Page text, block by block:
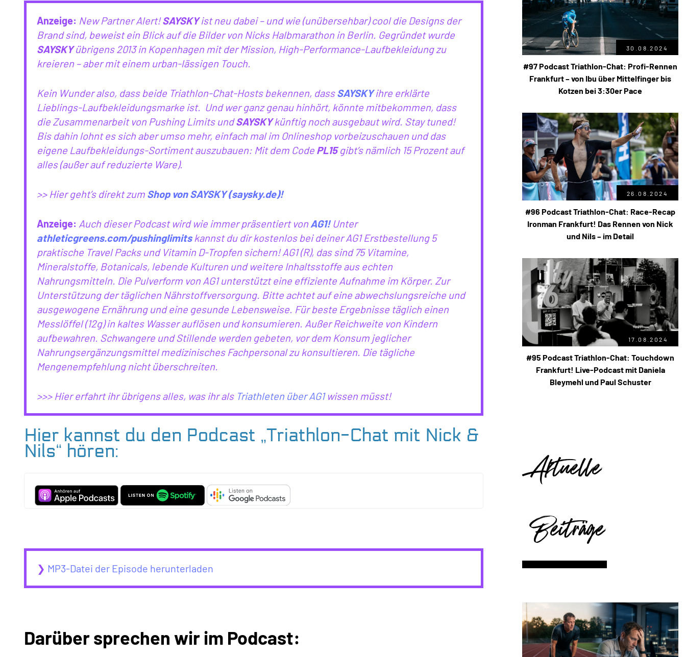
Anzeige: New Partner Alert!SAYSKYist neu dabei – und wie (unübersehbar) cool die Designs der
Brand sind, beweist ein Blick auf die Bilder von Nicks Halbmarathon in Berlin. Gegründet wurde
SAYSKYübrigens 2013 in Kopenhagen mit der Mission, High-Performance-Laufbekleidung zu
kreieren – aber mit einem urban-lässigen Touch.
Kein Wunder also, dass beide Triathlon-Chat-Hosts bekennen, dassSAYSKYihre erklärte
Lieblings-Laufbekleidungsmarke ist. Und wer ganz genau hinhört, könnte mitbekommen, dass
die Zusammenarbeit von Pushing Limits undSAYSKYkünftig noch ausgebaut wird. Stay tuned!
Bis dahin lohnt es sich aber umso mehr, einfach mal im Onlineshop vorbeizuschauen und das
eigene Laufbekleidungs-Sortiment auszubauen: Mit dem Code PL15gibt’s nämlich 15 Prozent auf
alles (außer auf reduzierte Ware).
>> Hier geht’s direkt zum Shop von SAYSKY (saysky.de)!
Anzeige: Auch dieser Podcast wird wie immer präsentiert von AG1!Unter
athleticgreens.com/pushinglimitskannst du dir kostenlos bei deiner AG1 Erstbestellung 5
praktische Travel Packs und Vitamin D-Tropfen sichern! AG1 (R), das sind 75 Vitamine,
Mineralstoffe, Botanicals, lebende Kulturen und weitere Inhaltsstoffe aus echten
Nahrungsmitteln. Die Pulverform von AG1 unterstützt eine effiziente Aufnahme im Körper. Zur
Unterstützung der täglichen Nährstoffversorgung. Bitte achtet auf eine abwechslungsreiche und
ausgewogene Ernährung und eine gesunde Lebensweise. Für beste Ergebnisse täglich einen
Messlöffel (12g) in kaltes Wasser auflösen und konsumieren. Außer Reichweite von Kindern
aufbewahren. Schwangere und Stillende werden gebeten, vor dem Konsum jeglicher
Nahrungsergänzungsmittel medizinisches Fachpersonal zu konsultieren. Die tägliche
Mengenempfehlung nicht überschreiten.
>>> Hier erfahrt ihr übrigens alles, was ihr als Triathleten über AG1wissen müsst!
Hier kannst du den Podcast „Triathlon-Chat mit Nick &
Nils“ hören:
❯ MP3-Datei der Episode herunterladen
Darüber sprechen wir im Podcast:
30.08.2024
#97 Podcast Triathlon-Chat: Profi-Rennen
Frankfurt – von Ibu über Mittelfinger bis
Kotzen bei 3:30er Pace
26.08.2024
#96 Podcast Triathlon-Chat: Race-Recap
Ironman Frankfurt! Das Rennen von Nick
und Nils – im Detail
17.08.2024
#95 Podcast Triathlon-Chat: Touchdown
Frankfurt! Live-Podcast mit Daniela
Bleymehl und Paul Schuster
Aktuelle
Beiträge